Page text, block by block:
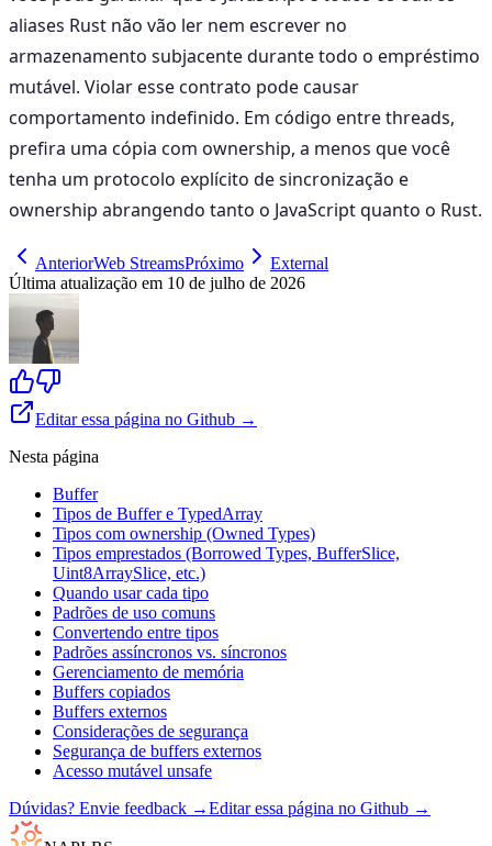
aliases Rust não vão ler nem escrever no
armazenamento subjacente durante todo o empréstimo
mutável. Violar esse contrato pode causar
comportamento indefinido. Em código entre threads,
prefira uma cópia com ownership, a menos que você
tenha um protocolo explícito de sincronização e
ownership abrangendo tanto o JavaScript quanto o Rust.
AnteriorWeb StreamsPróximo
External
Última atualização em 10 de julho de 2026
Editar essa página no Github →
Nesta página
Buffer
Tipos de Buffer e TypedArray
Tipos com ownership (Owned Types)
Tipos emprestados (Borrowed Types, BufferSlice,
Uint8ArraySlice, etc.)
Quando usar cada tipo
Padrões de uso comuns
Convertendo entre tipos
Padrões assíncronos vs. síncronos
Gerenciamento de memória
Buffers copiados
Buffers externos
Considerações de segurança
Segurança de buffers externos
Acesso mutável unsafe
Dúvidas? Envie feedback →Editar essa página no Github →